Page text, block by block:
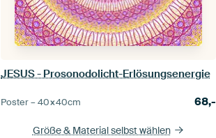
JESUS - Prosonodolicht-Erlösungsenergie
Poster –40×40cm 68,-
Größe & Material selbst wählen